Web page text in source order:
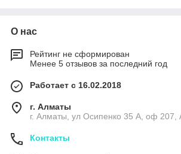
О нас
Рейтинг не сформирован
Менее 5 отзывов за последний год
Работает с 16.02.2018
г. Алматы
г. Алматы, ул Осипенко 35 А, оф 207,
Контакты